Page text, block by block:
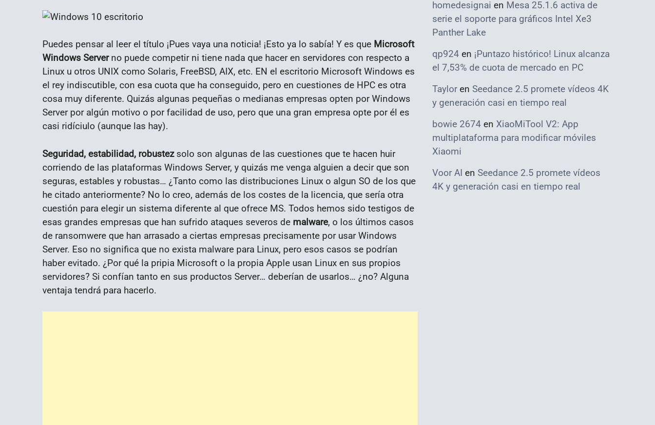
Puedes pensar al leer el título ¡Pues vaya una noticia! ¡Esto ya lo sabía! Y es que Microsoft
Windows Serverno puede competir ni tiene nada que hacer en servidores con respecto a
Linux u otros UNIX como Solaris, FreeBSD, AIX, etc. EN el escritorio Microsoft Windows es
el rey indiscutible, con esa cuota que ha conseguido, pero en cuestiones de HPC es otra
cosa muy diferente. Quizás algunas pequeñas o medianas empresas opten por Windows
Server por algún motivo o por facilidad de uso, pero que una gran empresa opte por él es
casi ridíciulo (aunque las hay).
Seguridad, estabilidad, robustezsolo son algunas de las cuestiones que te hacen huir
corriendo de las plataformas Windows Server, y quizás me venga alguien a decir que son
seguras, estables y robustas… ¿Tanto como las distribuciones Linux o algun SO de los que
he citado anteriormente? No lo creo, además de los costes de la licencia, que sería otra
cuestión para elegir un sistema diferente al que ofrece MS. Todos hemos sido testigos de
esas grandes empresas que han sufrido ataques severos de malware, o los últimos casos
de ransomwere que han arrasado a ciertas empresas precisamente por usar Windows
Server. Eso no significa que no exista malware para Linux, pero esos casos se podrían
haber evitado. ¿Por qué la pripia Microsoft o la propia Apple usan Linux en sus propios
servidores? Si confían tanto en sus productos Server… deberían de usarlos… ¿no? Alguna
ventaja tendrá para hacerlo.
homedesignai en Mesa 25.1.6 activa de
serie el soporte para gráficos Intel Xe3
Panther Lake
qp924 en ¡Puntazo histórico! Linux alcanza
el 7,53% de cuota de mercado en PC
Taylor en Seedance 2.5 promete vídeos 4K
y generación casi en tiempo real
bowie 2674 en XiaoMiTool V2: App
multiplataforma para modificar móviles
Xiaomi
Voor AI en Seedance 2.5 promete vídeos
4K y generación casi en tiempo real